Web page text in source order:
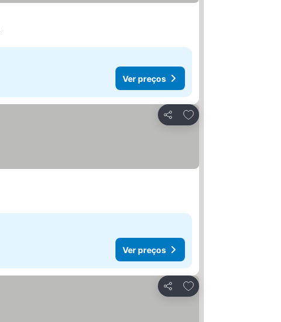
Ver preços
Partilhar
Adicionar aos favoritos
Ver preços
Partilhar
Adicionar aos favoritos